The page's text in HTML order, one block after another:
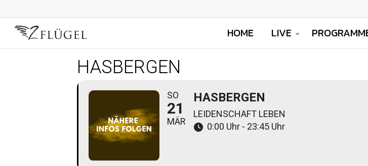
HOME LIVE
HASBERGEN
SO
21
MÄR
HASBERGEN
LEIDENSCHAFT LEBEN
0:00 Uhr - 23:45 Uhr